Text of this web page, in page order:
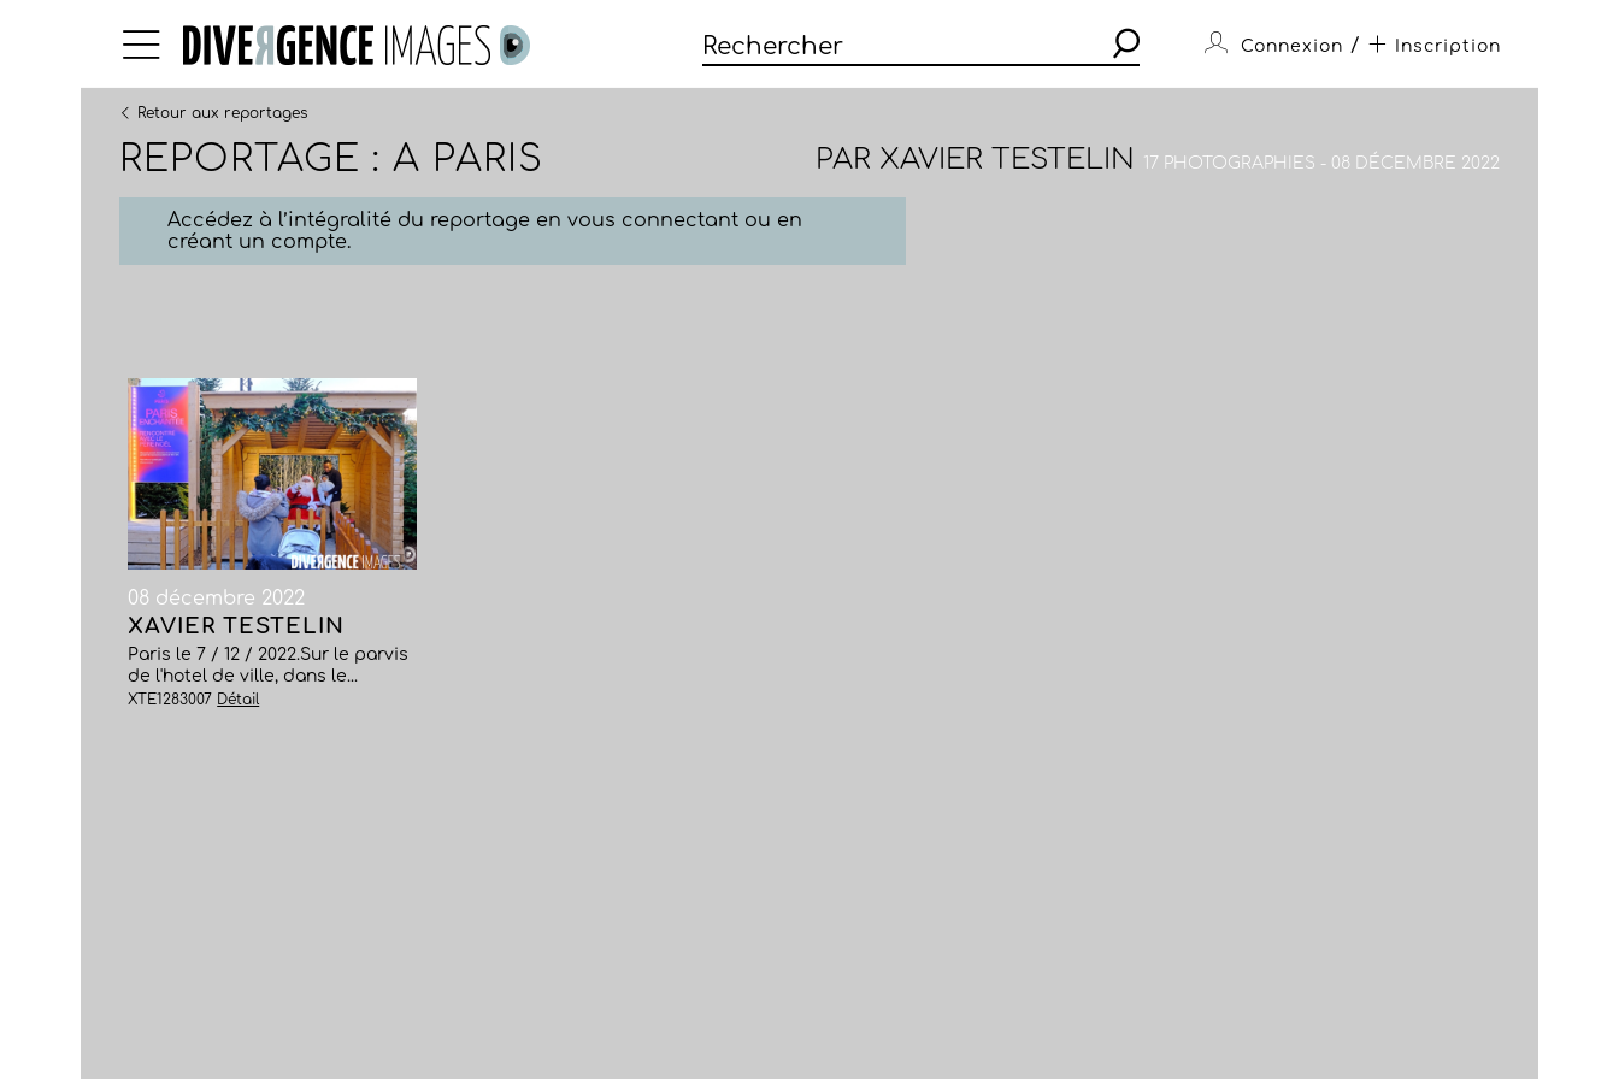
Connexion / Inscription
Retour aux reportages
REPORTAGE : A PARIS PAR XAVIER TESTELIN 17 PHOTOGRAPHIES - 08 DÉCEMBRE 2022
Accédez à l’intégralité du reportage en vous connectant ou en
créant un compte.
08 décembre 2022
XAVIER TESTELIN
Paris le 7 / 12 / 2022.Sur le parvis
de l'hotel de ville, dans le...
XTE1283007 Détail